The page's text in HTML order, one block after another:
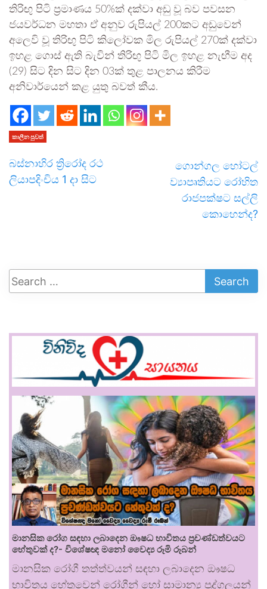
තිරිඟු පිටි ප්‍රමාණය 50%ක් දක්වා අඩු වූ බව පවසන
ජයවර්ධන මහතා ඒ අනුව රුපියල් 200කට අඩුවෙන්
අලෙවි වූ තිරිඟු පිටි කිලෝවක මිල රුපියල් 270ක් දක්වා
ඉහළ ගොස් ඇති බැවින් තිරිඟු පිටි මිල ඉහළ නැඟීම අද
(29) සිට දින සිට දින 03ක් තුළ පාලනය කිරීම
අනිවාර්යෙන් කළ යුතු බවත් කීය.
කාලීන පුවත්
බස්නාහිර ත්‍රිරෝද රථ
ලියාපදිංචිය 1 දා සිට
ගොන්ගල හෝටල්
ව්‍යාපෘතියට රෝහිත
රාජපක්ෂට සල්ලි
කොහෙන්ද?
මානසික රෝග සඳහා ලබාදෙන ඖෂධ භාවිතය ප්‍රචණ්ඩත්වයට
හේතුවක් ද?- විශේෂඥ මනෝ වෛද්‍ය රූමි රූබන්
මානසික රෝගී තත්ත්වයන් සඳහා ලබාදෙන ඖෂධ
භාවිතය හේතුවෙන් රෝගීන් හෝ සාමාන්‍ය පුද්ගලයන්